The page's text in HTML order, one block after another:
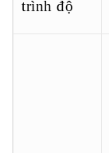
trình độ